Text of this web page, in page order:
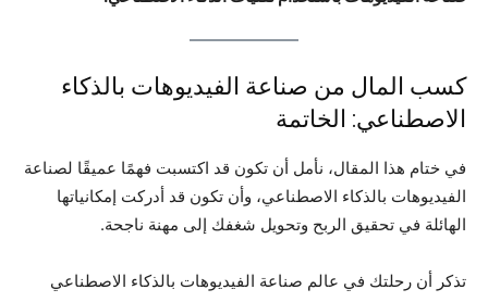
كسب المال من صناعة الفيديوهات بالذكاء
الاصطناعي: الخاتمة
في ختام هذا المقال، نأمل أن تكون قد اكتسبت فهمًا عميقًا لصناعة
الفيديوهات بالذكاء الاصطناعي، وأن تكون قد أدركت إمكانياتها
الهائلة في تحقيق الربح وتحويل شغفك إلى مهنة ناجحة.
تذكر أن رحلتك في عالم صناعة الفيديوهات بالذكاء الاصطناعي